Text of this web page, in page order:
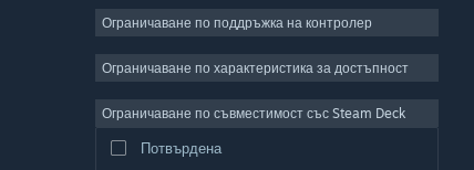
Симулации
Видео продукция
Редактор на снимки
Ограничаване по поддръжка на контролер
Ограничаване по характеристика за достъпност
Ограничаване по съвместимост със Steam Deck
Потвърдена